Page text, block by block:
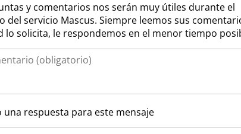
y comentarios nos serán muy útiles durante el
del servicio Mascus. Siempre leemos sus
lo solicita, le respondemos en el menor tiempo
una respuesta para este mensaje